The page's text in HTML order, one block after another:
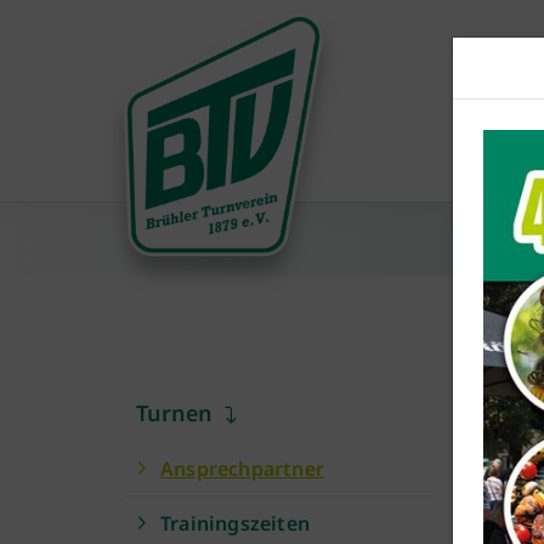
Turnen
Ansprechpartner
Trainingszeiten